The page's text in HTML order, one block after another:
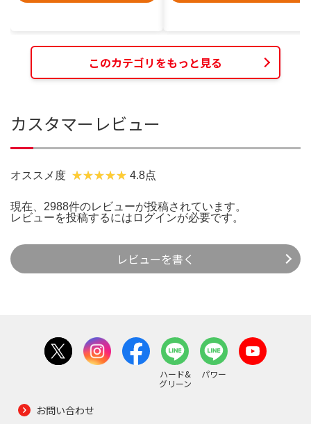
このカテゴリをもっと見る
カスタマーレビュー
オススメ度 4.8点
現在、2988件のレビューが投稿されています。
レビューを投稿するには ログインが必要です。
レビューを書く
ハード&
グリーン
パワー
お問い合わせ